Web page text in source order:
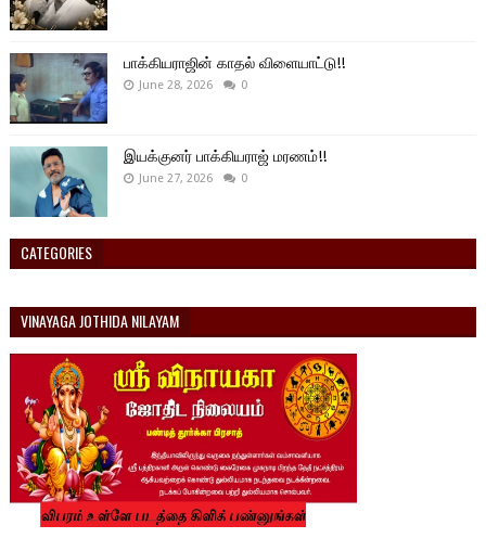
பாக்கியராஜின் காதல் விளையாட்டு!!
June 28, 2026 0
இயக்குனர் பாக்கியராஜ் மரணம்!!
June 27, 2026 0
CATEGORIES
VINAYAGA JOTHIDA NILAYAM